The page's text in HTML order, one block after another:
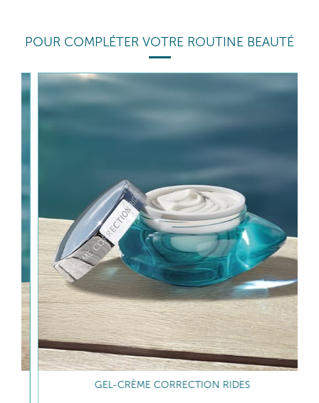
POUR COMPLÉTER VOTRE ROUTINE BEAUTÉ
GEL-CRÈME CORRECTION RIDES